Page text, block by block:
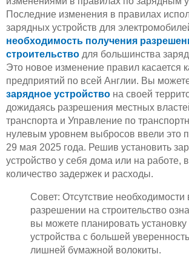
Последние изменения в правилах
зарядных устройств для
необходимость получения
строительство для большинства
Это новое изменение правил касается
предприятий по всей Англии. Вы
зарядное устройство на своей
дожидаясь разрешения местных
транспорта и Управление по
нулевым уровнем выбросов ввели это
29 мая 2025 года. Решив установить
устройство у себя дома или на работе,
количество задержек и расходы.
Совет: Отсутствие необходимости
разрешении на строительство
вы можете планировать установку
устройства с большей
лишней бумажной волокиты.